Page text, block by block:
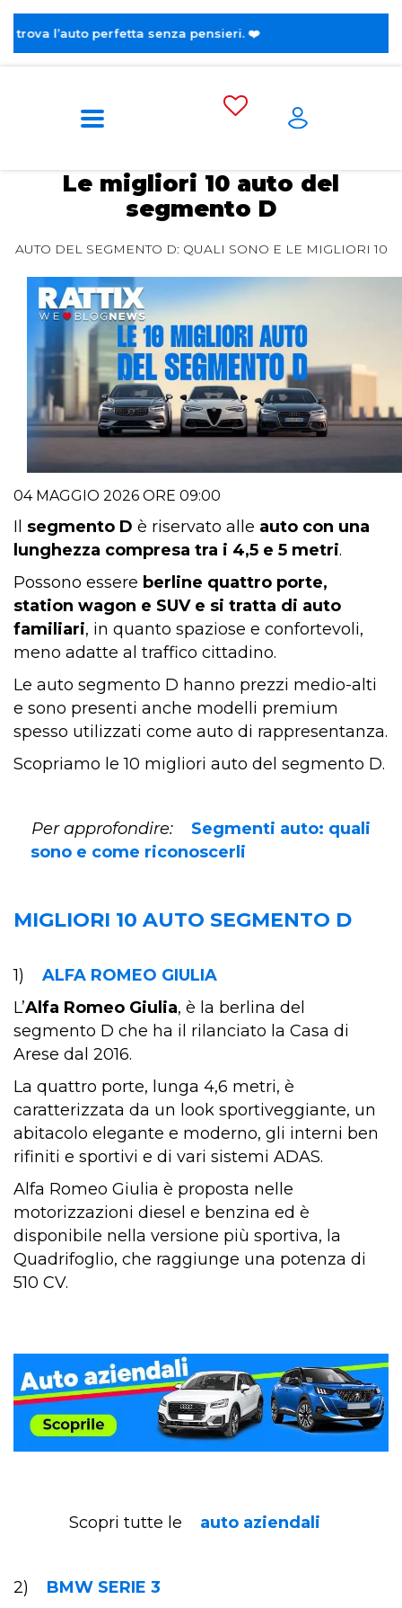
senza pensieri. ❤️
Le migliori 10
Le migliori 10 auto del
segmento D
AUTO DEL SEGMENTO D: QUALI SONO E LE MIGLIORI 10
04 MAGGIO 2026 ORE 09:00
Il segmento D è riservato alle auto con una
lunghezza compresa tra i 4,5 e 5 metri.
Possono essere berline quattro porte,
station wagon e SUV e si tratta di auto
familiari, in quanto spaziose e confortevoli,
meno adatte al traffico cittadino.
Le auto segmento D hanno prezzi medio-alti
e sono presenti anche modelli premium
spesso utilizzati come auto di rappresentanza.
Scopriamo le 10 migliori auto del segmento D.
Per approfondire:
Segmenti auto: quali
sono e come riconoscerli
MIGLIORI 10 AUTO SEGMENTO D
1)
ALFA ROMEO GIULIA
L’Alfa Romeo Giulia, è la berlina del
segmento D che ha il rilanciato la Casa di
Arese dal 2016.
La quattro porte, lunga 4,6 metri, è
caratterizzata da un look sportiveggiante, un
abitacolo elegante e moderno, gli interni ben
rifiniti e sportivi e di vari sistemi ADAS.
Alfa Romeo Giulia è proposta nelle
motorizzazioni diesel e benzina ed è
disponibile nella versione più sportiva, la
Quadrifoglio, che raggiunge una potenza di
510 CV.
Scopri tutte le auto aziendali
2)
BMW SERIE 3